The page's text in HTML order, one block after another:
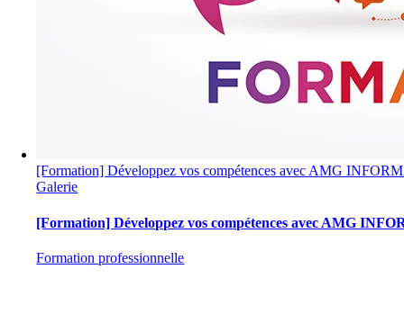
[Formation] Développez vos compétences avec AMG
Galerie
[Formation] Développez vos compétences avec AMG
Formation professionnelle